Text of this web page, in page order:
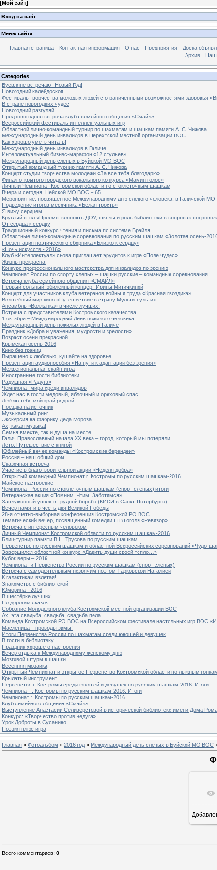
[Мой сайт]
Вход на сайт
Меню сайта
Главная страница Контактная информация О нас Предприятия
Доска
Архив
Categories
Буевляне встречают Новый Год!
Новогодний калейдоскоп
Фестиваль творчества молодых людей с ограниченными возможностями здоровья
В стране новогодних чудес
Новогодний разгуляй!
Предновогодняя встреча клуба семейного общения «Смайл»
Всероссийский фестиваль интеллектуальных игр
Областной лично-командный турнир по шахматам и шашкам памяти А. С. Чижова
Международный день инвалидов в Нерехтской местной организации ВОС
Как хорошо уметь читать!
Международный день инвалидов в Галиче
Интеллектуальный бизнес-марафон «12 стульев»
Международный день слепых в Буйской МО ВОС
Открытый командный турнир памяти А. С. Чижова
Концерт студии творчества молодежи «За все тебя благодарю»
Финал открытого городского вокального конкурса «Мамин голос»
Личный Чемпионат Костромской области по стоклеточным шашкам
Вчера и сегодня. Нейской МО ВОС – 65
Мероприятие, посвящённое Международному дню слепого человека, в Галичской
Подведение итогов месячника «Белая трость»
Я вижу сердцем
Круглый стол «Преемственность ДОУ, школы и роль библиотеки в вопросах
От сердца к сердцу
Традиционный конкурс чтения и письма по системе Брайля
Областные лично-командные соревнования по русским шашкам «Золотая осень-
Презентация поэтического сборника «Близко к сердцу»
«Ночь искусств - 2016»
Клуб «Интеллектуал» снова приглашает эрудитов к игре «Поле чудес»
Жизнь прекрасна!
Конкурс профессионального мастерства для инвалидов по зрению
Чемпионат России по спорту слепых – шашки русские – командные соревнования
Встреча клуба семейного общения «СМАЙЛ»
Первый сольный юбилейный концерт Ирины Митичкиной
Концерт для участников клуба ветеранов войны и труда «Красная гвоздика»
Волшебный мир кино «Путешествие в страну Мульти-пульти»
Ансамбль «Волжанка» в числе лучших!
Встреча с представителями Костромского казачества
1 октября – Международный День пожилого человека
Международный день пожилых людей в Галиче
Праздник «Добра и уважения, мудрости и зрелости»
Возраст осени прекрасной
Крымская осень-2016
Кино без границ
Выращено с любовью, кушайте на здоровье
Презентация аудиопособия «На пути к адаптации без зрения»
Межрегиональная скайп-игра
Иностранные гости библиотеки
Радушная «Радуга»
Чемпионат мира среди инвалидов
Ждет нас в гости медовый, яблочный и ореховый спас
Люблю тебя мой край родной
Поездка на источник
Музыкальный ринг
Экскурсия на фабрику Деда Мороза
Ах, какая музыка!
Семья вместе, так и душа на месте
Галич Православный начала ХХ века – город, который мы потеряли
Лето. Путешествие с книгой
Юбилейный вечер команды «Костромские берендеи»
Россия – наш общий дом
Сказочная встреча
Участие в благотворительной акции «Неделя добра»
Открытый командный Чемпионат г. Костромы по русским шашкам-2016
Майское настроение
Чемпионат России по стоклеточным шашкам (спорт слепых) итоги
Ветеранская акция «Помним. Чтим. Заботимся»
Заслуженный успех в трудной борьбе (КИСИ в Санкт-Петербурге)
Вечер памяти в честь дня Великой Победы
28-я отчетно-выборная конференция Костромской РО ВОС
Тематический вечер, посвященный комедии Н.В.Гоголя «Ревизор»
Встреча с интересным человеком
Личный Чемпионат Костромской области по русским шашкам-2016
Блиц-турнир памяти В.Н. Трусова по русским шашкам
Первенство по русским шашкам и областной Всероссийских соревнований «Чудо-
Завершился областной конкурс «Дарить души своей тепло…»
Кубок веры – 2016
Чемпионат и Первенство России по русским шашкам (спорт слепых)
Встреча с самодеятельным незрячим поэтом Тарковской Наталией
К галактикам взлетая!
Знакомство с библиотекой
Юморина - 2016
В шестёрке лучших
По дорогам сказок
Собрание Молодёжного клуба Костромской местной организации ВОС
Ах, эта свадьба, свадьба, свадьба пела…
Команда Костромской РО ВОС на Всероссийском фестивале настольных игр ВОС
Масленица – проводы зимы!
Итоги Первенства России по шахматам среди юношей и девушек
В гости в библиотеку
Праздник хорошего настроения
Вечер отдыха к Международному женскому дню
Мозговой штурм в шашки
Весенняя мозаика
Открытый Чемпионат и открытое Первенство Костромской области по лыжным
Крылатый инструмент
Первенство г. Костромы среди юношей и девушек по русским шашкам-2016. Итоги
Чемпионат г. Костромы по русским шашкам-2016. Итоги
Чемпионат г. Костромы по русским шашкам-2016
Клуб семейного общения «Смайл»
Выступление Анастасии Селивёрстовой в исторической библиотеке имени Дома
Конкурс: «Творчество против недуга»
Урок Доброты в Сусанино
Поэзия плюс игра
Главная » Фотоальбом » 2016 год » Международный день слепых в Буйской МО ВОС
Всего комментариев: 0